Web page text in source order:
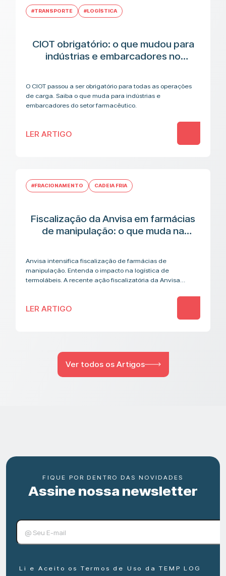
#TRANSPORTE #LOGÍSTICA
CIOT obrigatório: o que mudou para
indústrias e embarcadores no
O CIOT passou a ser obrigatório para todas as operações
de carga. Saiba o que muda para indústrias e
embarcadores do setor farmacêutico.
LER ARTIGO
#FRACIONAMENTO CADEIA FRIA
Fiscalização da Anvisa em farmácias
de manipulação: o que muda na
Anvisa intensifica fiscalização de farmácias de
manipulação. Entenda o impacto na logística de
termolábeis. A recente ação fiscalizatória da Anvisa
LER ARTIGO
Ver todos os Artigos
FIQUE POR DENTRO DAS NOVIDADES
Assine nossa newsletter
Li e Aceito os Termos de Uso da TEMP LOG